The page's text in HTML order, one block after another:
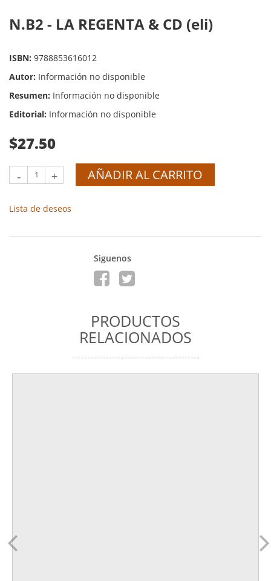
N.B2 - LA REGENTA & CD (eli)
ISBN: 9788853616012
Autor: Información no disponible
Resumen: Información no disponible
Editorial: Información no disponible
$27.50
- + AÑADIR AL CARRITO
Lista de deseos
Siguenos
PRODUCTOS
RELACIONADOS